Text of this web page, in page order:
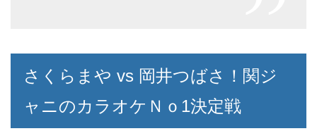
さくらまや vs 岡井つばさ！関ジ
ャニのカラオケＮｏ1決定戦